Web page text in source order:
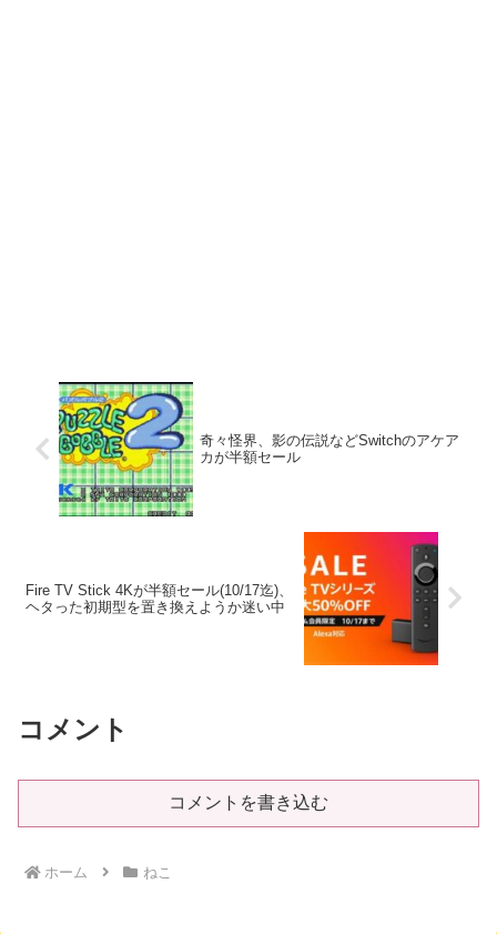
奇々怪界、影の伝説などSwitchのアケア
カが半額セール
Fire TV Stick 4Kが半額セール(10/17迄)、
ヘタった初期型を置き換えようか迷い中
コメント
コメントを書き込む
ホーム ねこ